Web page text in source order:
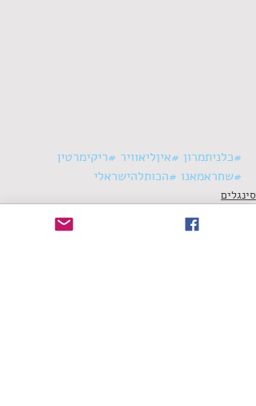
#כלניתמרון #איןליאוויר #ריקימרטין
#שחראמאנו #הכותלהישראלי
סינגלים